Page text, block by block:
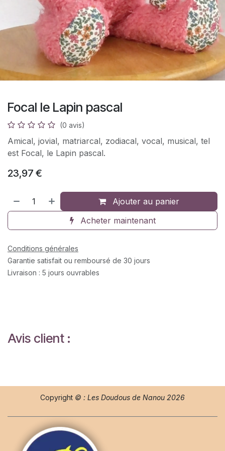
Focal le Lapin pascal
(0 avis)
Amical, jovial, matriarcal, zodiacal, vocal, musical, tel
est Focal, le Lapin pascal.
23,97 €
Ajouter au panier
Acheter maintenant
Conditions générales
Garantie satisfait ou remboursé de 30 jours
Livraison : 5 jours ouvrables
Avis client :
Copyright © : Les Doudous de Nanou 2026